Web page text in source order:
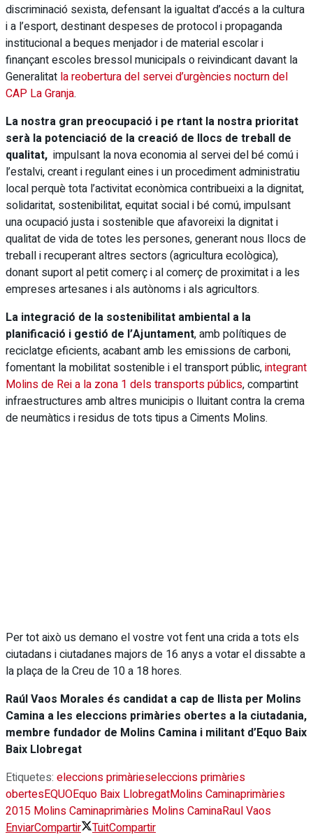
discriminació sexista, defensant la igualtat d’accés a la cultura
i a l’esport, destinant despeses de protocol i propaganda
institucional a beques menjador i de material escolar i
finançant escoles bressol municipals o reivindicant davant la
Generalitat la reobertura del servei d’urgències nocturn del
CAP La Granja.
La nostra gran preocupació i pe rtant la nostra prioritat
serà la potenciació de la creació de llocs de treball de
qualitat, impulsant la nova economia al servei del bé comú i
l’estalvi, creant i regulant eines i un procediment administratiu
local perquè tota l’activitat econòmica contribueixi a la dignitat,
solidaritat, sostenibilitat, equitat social i bé comú, impulsant
una ocupació justa i sostenible que afavoreixi la dignitat i
qualitat de vida de totes les persones, generant nous llocs de
treball i recuperant altres sectors (agricultura ecològica),
donant suport al petit comerç i al comerç de proximitat i a les
empreses artesanes i als autònoms i als agricultors.
La integració de la sostenibilitat ambiental a la
planificació i gestió de l’Ajuntament, amb polítiques de
reciclatge eficients, acabant amb les emissions de carboni,
fomentant la mobilitat sostenible i el transport públic,integrant
Molins de Rei a la zona 1 dels transports públics, compartint
infraestructures amb altres municipis o lluitant contra la crema
de neumàtics i residus de tots tipus a Ciments Molins.
Per tot això us demano el vostre vot fent una crida a tots els
ciutadans i ciutadanes majors de 16 anys a votar el dissabte a
la plaça de la Creu de 10 a 18 hores.
Raúl Vaos Morales és candidat a cap de llista per Molins
Camina a les eleccions primàries obertes a la ciutadania,
membre fundador de Molins Camina i militant d’Equo Baix
Baix Llobregat
Etiquetes: eleccions primàrieseleccions primàries
obertesEQUOEquo Baix LlobregatMolins Caminaprimàries
2015 Molins Caminaprimàries Molins CaminaRaul Vaos
EnviarCompartir TuitCompartir